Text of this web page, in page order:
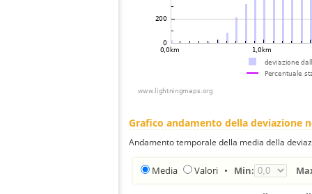
Grafico andamento della deviazione
Andamento temporale della media della
Media Valori • Min: